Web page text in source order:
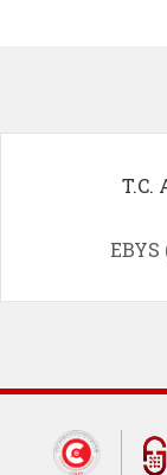
T.C.
Dış